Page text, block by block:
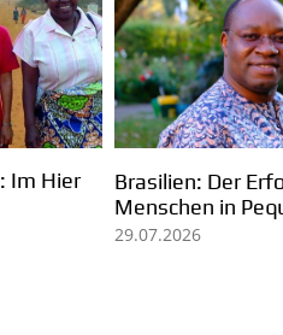
Pater Ezechiele Ramin: Ein
lebendiges Zeugnis für
Berufung und Mission